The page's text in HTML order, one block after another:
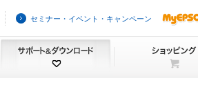
セミナー・イベント・キャンペーン